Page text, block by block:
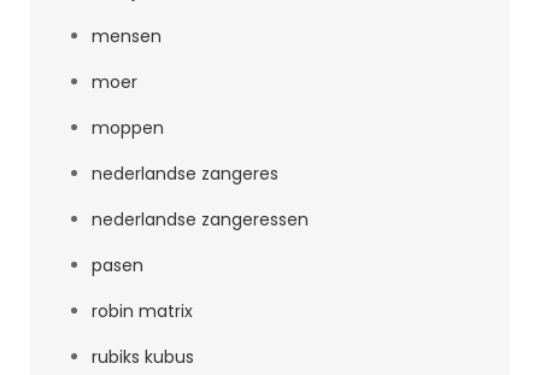
mensen
moer
moppen
nederlandse zangeres
nederlandse zangeressen
pasen
robin matrix
rubiks kubus